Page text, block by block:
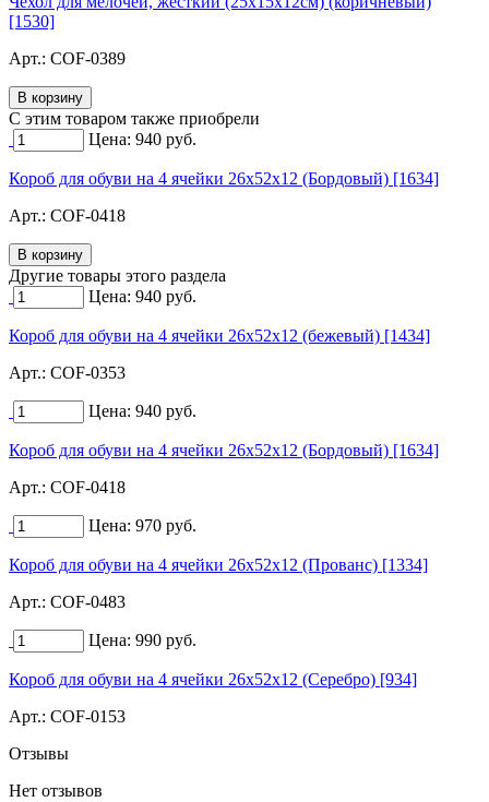
[1530]
Арт.: COF-0389
C этим товаром также приобрели
Цена: 940 руб.
Короб для обуви на 4 ячейки 26х52х12 (Бордовый) [1634]
Арт.: COF-0418
Другие товары этого раздела
Цена: 940 руб.
Короб для обуви на 4 ячейки 26х52х12 (бежевый) [1434]
Арт.: COF-0353
Цена: 940 руб.
Короб для обуви на 4 ячейки 26х52х12 (Бордовый) [1634]
Арт.: COF-0418
Цена: 970 руб.
Короб для обуви на 4 ячейки 26х52х12 (Прованс) [1334]
Арт.: COF-0483
Цена: 990 руб.
Короб для обуви на 4 ячейки 26х52х12 (Серебро) [934]
Арт.: COF-0153
Отзывы
Нет отзывов